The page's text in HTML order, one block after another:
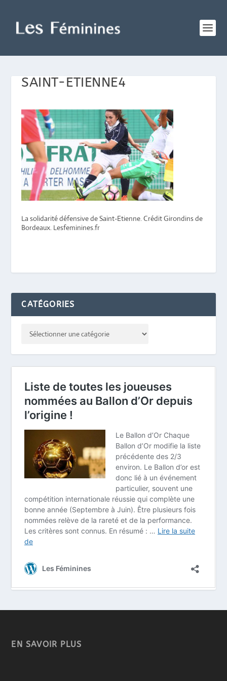
SAINT-ETIENNE4
La solidarité défensive de Saint-Etienne. Crédit Girondins de
Bordeaux. Lesfeminines.fr
CATÉGORIES
EN SAVOIR PLUS